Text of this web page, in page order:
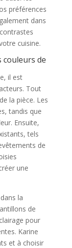
préférences
dans
cuisine.
couleurs de
il est
Tout
la pièce. Les
tandis que
Ensuite,
tels
de
une
la
de
pour
Karine
et à choisir